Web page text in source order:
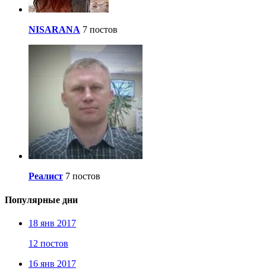
NISARANA 7 постов
Реалист 7 постов
Популярные дни
18 янв 2017
12 постов
16 янв 2017